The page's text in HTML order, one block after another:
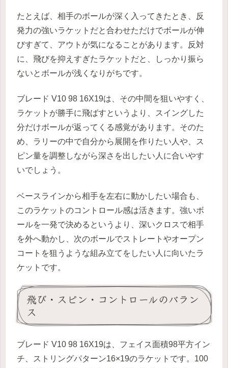
たとえば、相手のボールが深く入ってきたとき、反
発力の強いラケットだと合わせただけでボールが伸
びすぎて、アウトが気になることがあります。反対
に、飛びを抑えすぎたラケットだと、しっかり振ら
ないとボールが浅くなりがちです。
ブレード V10 98 16X19は、その中間を狙いやすく、
ラケットが勝手に飛ばすというより、スイングした
分だけボールが返ってくる感覚があります。そのた
め、ラリーの中で自分から展開を作りたい人や、ス
ピン量を調整しながら深さを出したい人に合いやす
いでしょう。
ベースラインから相手を左右に動かしたい場合も、
このラケットのコントロール感は活きます。強いボ
ールを一発で決めるというより、深いクロスで相手
を外へ動かし、次のボールでストレートやオープン
コートを狙うような組み立てをしたい人に向いたラ
ケットです。
飛び・スピン・コントロールのバラン
ス
ブレード V10 98 16X19は、フェイス面積98平方イン
チ、ストリングパターン16×19のラケットです。100